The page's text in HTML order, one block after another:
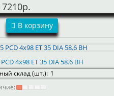
7210р.
В корзину
4x98 ET 35 DIA 58.6 BH
склад (шт.): 1